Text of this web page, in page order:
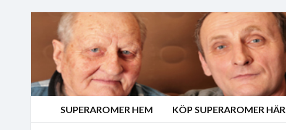
SUPERAROMER HEM KÖP SUPERAROMER HÄR